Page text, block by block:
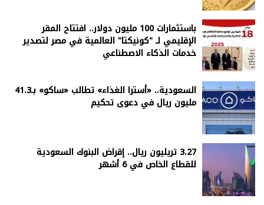
باستثمارات 100 مليون دولار.. افتتاح المقر
الإقليمي لـ "كونيكتا" العالمية في مصر لتصدير
خدمات الذكاء الاصطناعي
السعودية.. «أسترا الغذاء» تطالب «ساكو» بـ41.3
مليون ريال في دعوى تحكيم
3.27 تريليون ريال.. إقراض البنوك السعودية
للقطاع الخاص في 6 أشهر